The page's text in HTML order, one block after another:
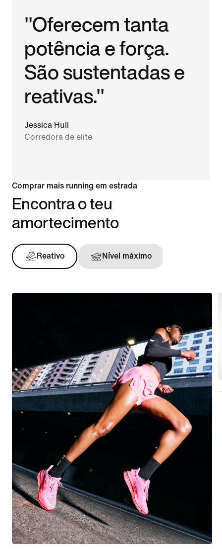
"Oferecem tanta
potência e força.
São sustentadas e
reativas."
Jessica Hull
Corredora de elite
Comprar mais running em estrada
Encontra o teu
amortecimento
Reativo Nível máximo